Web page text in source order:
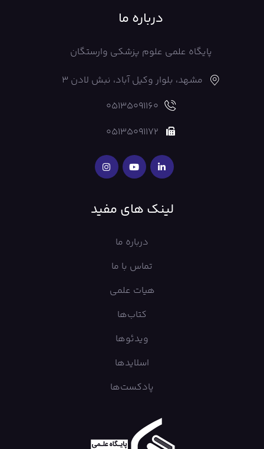
درباره ما
پایگاه علمی علوم پزشکی وارستگان
مشهد، بلوار وکیل آباد، نبش لادن 3
05135091160
05135091172
لینک های مفید
درباره ما
تماس با ما
هیات علمی
کتاب‌ها
ویدئوها
اسلایدها
پادکست‌ها